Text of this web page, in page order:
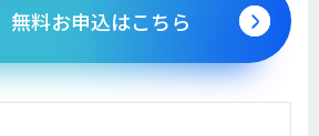
無料お申込はこちら